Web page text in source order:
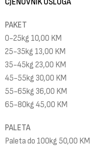
PAKET
0-25kg 10,00 KM
25-35kg 13,00 KM
35-45kg 23,00 KM
45-55kg 30,00 KM
55-65kg 36,00 KM
65-80kg 45,00 KM
PALETA
Paleta do 100kg 50,00 KM